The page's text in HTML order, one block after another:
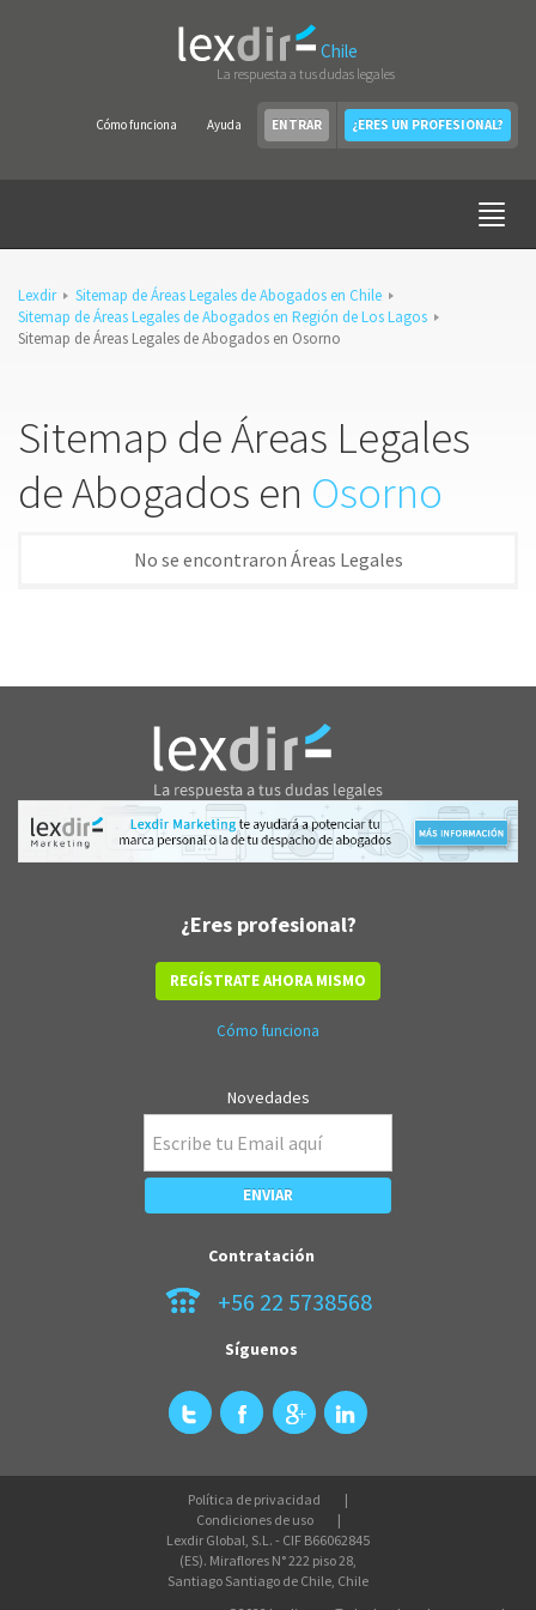
Chile
La respuesta a tus dudas legales
Cómo funciona Ayuda ENTRAR ¿ERES UN PROFESIONAL?
Lexdir
Sitemap de Áreas Legales de Abogados en Chile
Sitemap de Áreas Legales de Abogados en Región de Los Lagos
Sitemap de Áreas Legales de Abogados en Osorno
Sitemap de Áreas Legales
de Abogados en Osorno
No se encontraron Áreas Legales
¿Eres profesional?
REGÍSTRATE AHORA MISMO
Cómo funciona
Novedades
Contratación
+56 22 5738568
Síguenos
Política de privacidad
Condiciones de uso
Lexdir Global, S.L. - CIF B66062845
(ES). Miraflores N° 222 piso 28,
Santiago Santiago de Chile, Chile